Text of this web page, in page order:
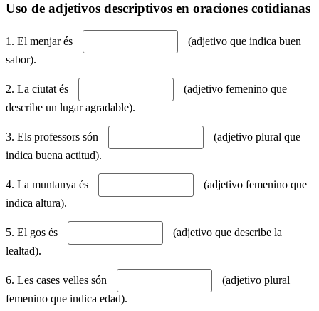
Uso de adjetivos descriptivos en oraciones cotidianas
1. El menjar és
(adjetivo que indica buen
sabor).
2. La ciutat és
(adjetivo femenino que
describe un lugar agradable).
3. Els professors són
(adjetivo plural que
indica buena actitud).
4. La muntanya és
(adjetivo femenino que
indica altura).
5. El gos és
(adjetivo que describe la
lealtad).
6. Les cases velles són
(adjetivo plural
femenino que indica edad).